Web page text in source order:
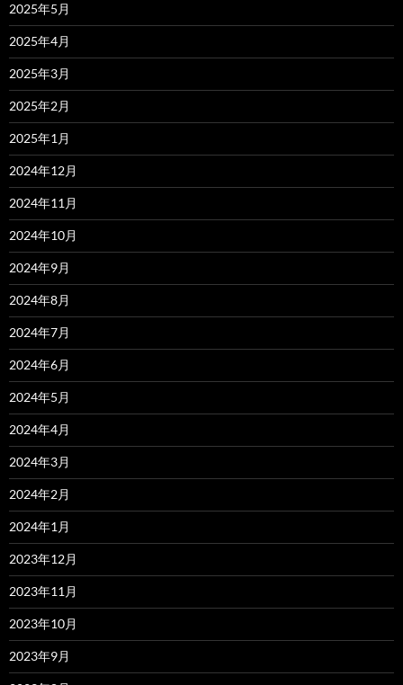
2025年5月
2025年4月
2025年3月
2025年2月
2025年1月
2024年12月
2024年11月
2024年10月
2024年9月
2024年8月
2024年7月
2024年6月
2024年5月
2024年4月
2024年3月
2024年2月
2024年1月
2023年12月
2023年11月
2023年10月
2023年9月